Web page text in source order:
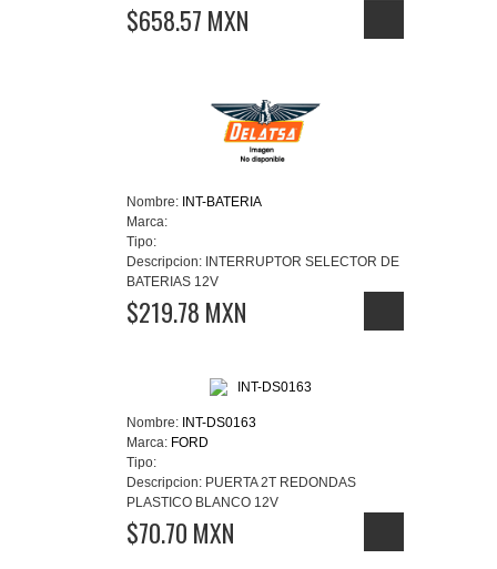
$658.57 MXN
Nombre: INT-BATERIA
Marca:
Tipo:
Descripcion: INTERRUPTOR SELECTOR DE
BATERIAS 12V
$219.78 MXN
Nombre: INT-DS0163
Marca: FORD
Tipo:
Descripcion: PUERTA 2T REDONDAS
PLASTICO BLANCO 12V
$70.70 MXN